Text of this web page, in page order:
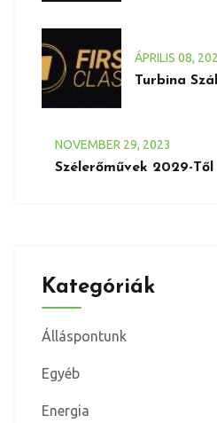
ÁPRILIS 08,
Turbina
NOVEMBER 29, 2023
Szélerőművek 2029-Től
Kategóriák
Álláspontunk
Egyéb
Energia